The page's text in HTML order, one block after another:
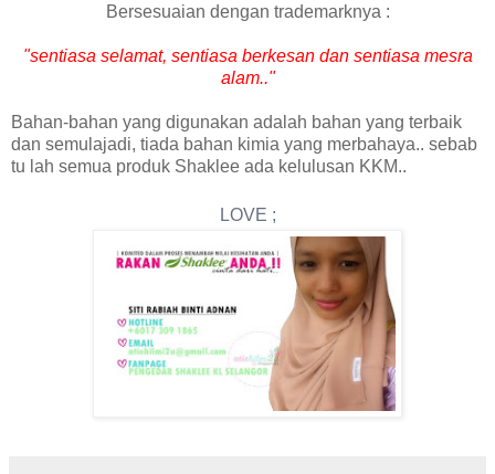
Bersesuaian dengan trademarknya :
"sentiasa selamat, sentiasa berkesan dan sentiasa mesra
alam.."
Bahan-bahan yang digunakan adalah bahan yang terbaik
dan semulajadi, tiada bahan kimia yang merbahaya.. sebab
tu lah semua produk Shaklee ada kelulusan KKM..
LOVE ;